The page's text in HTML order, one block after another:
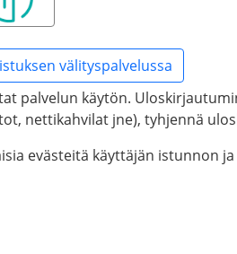
välityspalvelussa
palvelun käytön.
nettikahvilat jne), tyhjennä
evästeitä käyttäjän istunnon